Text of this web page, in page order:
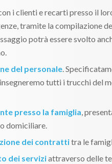
i clienti e recarti presso il
tramite la compilazione
potrà essere svolto
del personale.
tutti i trucchi del
presso la famiglia,
domiciliare.
dei contrattitra le
dei serviziattraverso delle